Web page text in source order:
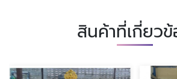
สินค้าที่เกี่ยว